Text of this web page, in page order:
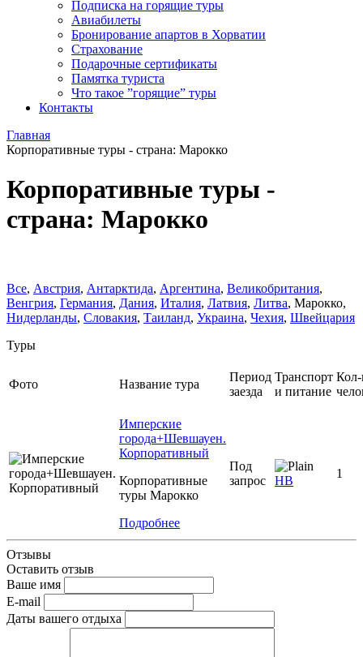
Подписка на горящие туры
Авиабилеты
Бронирование апартов в Хорватии
Страхование
Подарочные сертификаты
Памятка туриста
Что такое ”горящие” туры
Контакты
Главная
Корпоративные туры - страна: Марокко
Корпоративные туры -
страна: Марокко
Все, Австрия, Антарктида, Аргентина, Великобритания,
Венгрия, Германия, Дания, Италия, Латвия, Литва, Марокко,
Нидерланды, Словакия, Таиланд, Украина, Чехия, Швейцария
Туры
Фото Название тура
Период
заезда
Транспорт
и питание
Имперские
города+Шевшауен.
Корпоративный
Корпоративные
туры Марокко
Подробнее
Под
запрос
НВ
1
Отзывы
Оставить отзыв
Ваше имя
E-mail
Даты вашего отдыха